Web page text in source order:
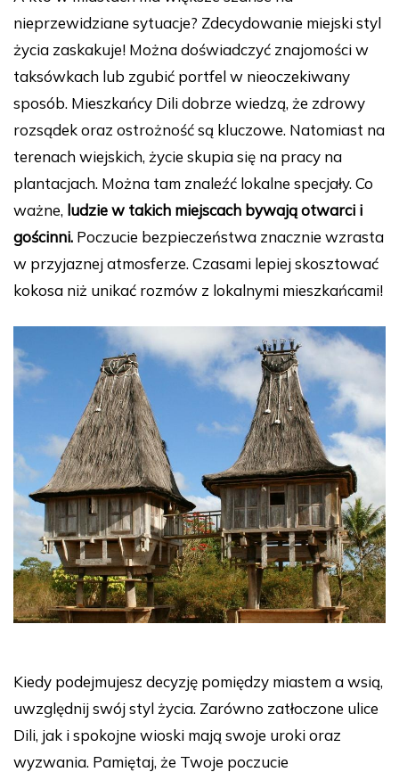
nieprzewidziane sytuacje? Zdecydowanie miejski styl
życia zaskakuje! Można doświadczyć znajomości w
taksówkach lub zgubić portfel w nieoczekiwany
sposób. Mieszkańcy Dili dobrze wiedzą, że zdrowy
rozsądek oraz ostrożność są kluczowe. Natomiast na
terenach wiejskich, życie skupia się na pracy na
plantacjach. Można tam znaleźć lokalne specjały. Co
ważne, ludzie w takich miejscach bywają otwarci i
gościnni. Poczucie bezpieczeństwa znacznie wzrasta
w przyjaznej atmosferze. Czasami lepiej skosztować
kokosa niż unikać rozmów z lokalnymi mieszkańcami!
Kiedy podejmujesz decyzję pomiędzy miastem a wsią,
uwzględnij swój styl życia. Zarówno zatłoczone ulice
Dili, jak i spokojne wioski mają swoje uroki oraz
wyzwania. Pamiętaj, że Twoje poczucie